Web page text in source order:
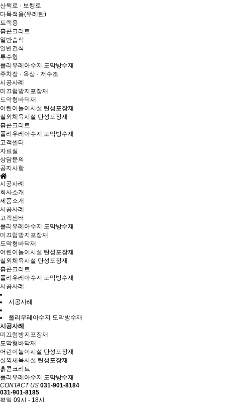
산책로 · 보행로
다목적용(우레탄)
트랙용
흙콘크리트
일반습식
일반건식
투수형
폴리우레아수지 도막방수재
주차장 · 옥상 · 저수조
시공사례
미끄럼방지포장재
도막형바닥재
어린이놀이시설 탄성포장재
실외체육시설 탄성포장재
흙콘크리트
폴리우레아수지 도막방수재
고객센터
자료실
상담문의
공지사항
시공사례
회사소개
제품소개
시공사례
고객센터
폴리우레아수지 도막방수재
미끄럼방지포장재
도막형바닥재
어린이놀이시설 탄성포장재
실외체육시설 탄성포장재
흙콘크리트
폴리우레아수지 도막방수재
시공사례
시공사례
폴리우레아수지 도막방수재
시공사례
미끄럼방지포장재
도막형바닥재
어린이놀이시설 탄성포장재
실외체육시설 탄성포장재
흙콘크리트
폴리우레아수지 도막방수재
CONTACT US 031-901-8184
031-901-8185
평일 09시 - 18시